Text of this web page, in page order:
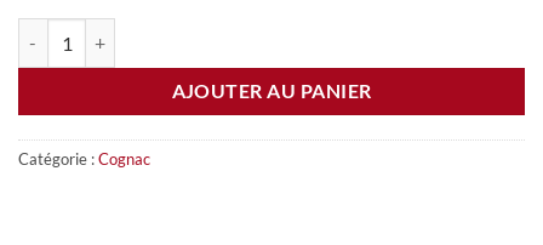
AJOUTER AU PANIER
Catégorie :Cognac